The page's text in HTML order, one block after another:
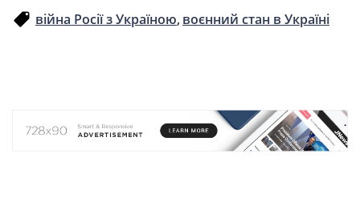
війна Росії з Україною воєнний стан в Україні